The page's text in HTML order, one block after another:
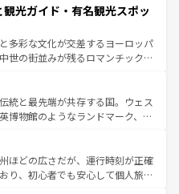
や気候が異なるスペインはその個
ほしい。
ている。華麗な宮殿、歴史的な大
して豊かな自然が、訪れる者を心
ランスは美食の国としても知ら
スコ無形文化遺産にも登録されて
ど、多彩な楽しみ方が可能だ。さ
も魅力が溢れており、どの街角に
づいている。パリ以外の個性あふ
光ガイド・有名観光スポッ
多彩な文化が交差するヨーロッパ
世の街並みが残るロマンチック街
を歩いても飽きることがない。ベ
イエルン州のアルプスの絶景、そ
ン畑といった風景は必見。ビール
てほしい。 なお、新着の
一覧を参照してほしい。
統と最先端が共存する国。ウェス
博物館のようなランドマーク、歴
ある。また、優雅なアフタヌーン
たまらない英国パブ、サッカー観
できる体験も豊富。イギリスを旅
ほどの広さだが、運行時刻が正確
り、初心者でも安心して個人旅行